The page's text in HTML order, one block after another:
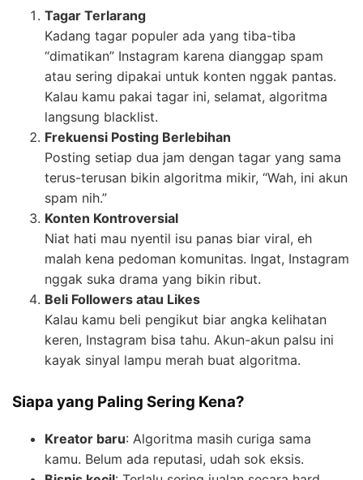
Tagar Terlarang
Kadang tagar populer ada yang tiba-tiba
“dimatikan” Instagram karena dianggap spam
atau sering dipakai untuk konten nggak pantas.
Kalau kamu pakai tagar ini, selamat, algoritma
langsung blacklist.
Frekuensi Posting Berlebihan
Posting setiap dua jam dengan tagar yang sama
terus-terusan bikin algoritma mikir, “Wah, ini akun
spam nih.”
Konten Kontroversial
Niat hati mau nyentil isu panas biar viral, eh
malah kena pedoman komunitas. Ingat, Instagram
nggak suka drama yang bikin ribut.
Beli Followers atau Likes
Kalau kamu beli pengikut biar angka kelihatan
keren, Instagram bisa tahu. Akun-akun palsu ini
kayak sinyal lampu merah buat algoritma.
Siapa yang Paling Sering Kena?
Kreator baru: Algoritma masih curiga sama
kamu. Belum ada reputasi, udah sok eksis.